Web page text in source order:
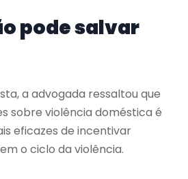
pode salvar
a advogada ressaltou que
sobre violência doméstica é
eficazes de incentivar
o ciclo da violência.